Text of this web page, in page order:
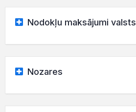
Nodokļu maksājumi
Nozares